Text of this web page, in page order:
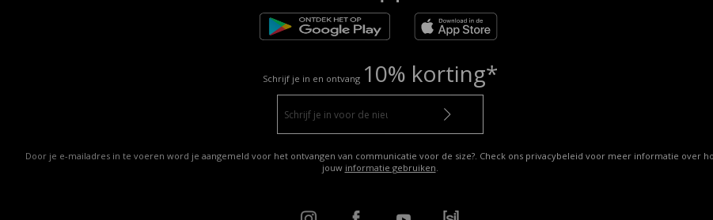
Schrijf je in en ontvang 10% korting*
Door je e-mailadres in te voeren word je aangemeld voor het ontvangen van communicatie voor de size?. Check ons privacybeleid voor meer informatie over
jouw informatie gebruiken.